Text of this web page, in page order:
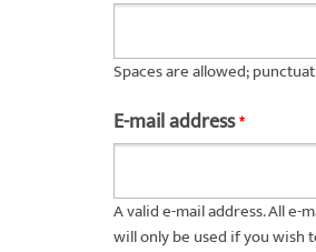
Spaces are allowed;
E-mail address*
A valid e-mail address. All e-
will only be used if you wish